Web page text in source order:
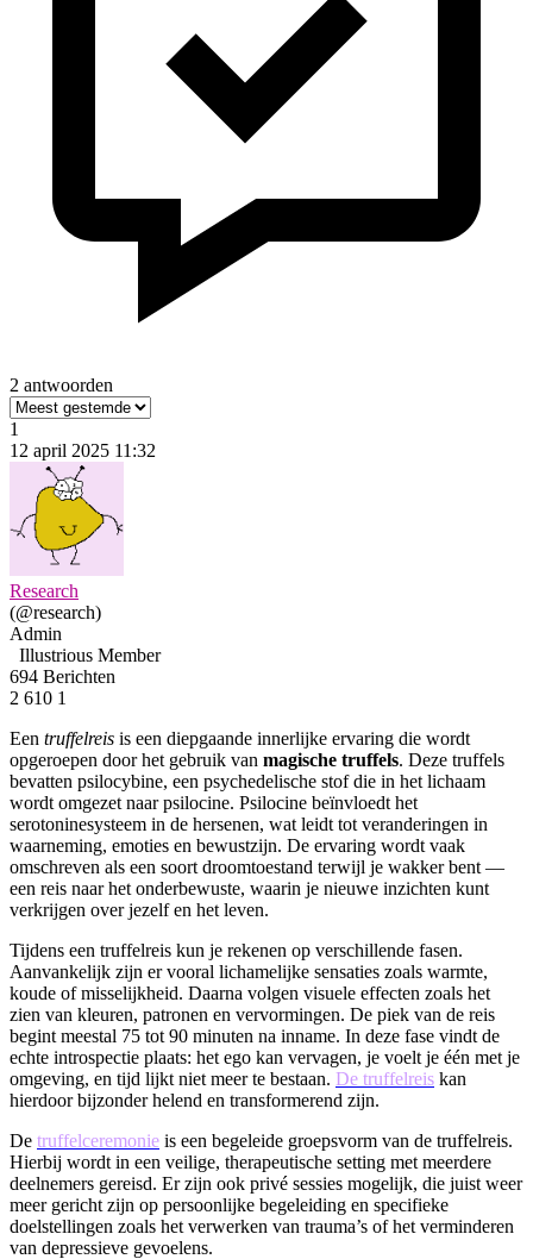
2 antwoorden
1
12 april 2025 11:32
Research
(@research)
Admin
Illustrious Member
694 Berichten
2 610 1
Een truffelreis is een diepgaande innerlijke ervaring die wordt
opgeroepen door het gebruik van magische truffels. Deze truffels
bevatten psilocybine, een psychedelische stof die in het lichaam
wordt omgezet naar psilocine. Psilocine beïnvloedt het
serotoninesysteem in de hersenen, wat leidt tot veranderingen in
waarneming, emoties en bewustzijn. De ervaring wordt vaak
omschreven als een soort droomtoestand terwijl je wakker bent —
een reis naar het onderbewuste, waarin je nieuwe inzichten kunt
verkrijgen over jezelf en het leven.
Tijdens een truffelreis kun je rekenen op verschillende fasen.
Aanvankelijk zijn er vooral lichamelijke sensaties zoals warmte,
koude of misselijkheid. Daarna volgen visuele effecten zoals het
zien van kleuren, patronen en vervormingen. De piek van de reis
begint meestal 75 tot 90 minuten na inname. In deze fase vindt de
echte introspectie plaats: het ego kan vervagen, je voelt je één met je
omgeving, en tijd lijkt niet meer te bestaan. De truffelreis kan
hierdoor bijzonder helend en transformerend zijn.
De truffelceremonie is een begeleide groepsvorm van de truffelreis.
Hierbij wordt in een veilige, therapeutische setting met meerdere
deelnemers gereisd. Er zijn ook privé sessies mogelijk, die juist weer
meer gericht zijn op persoonlijke begeleiding en specifieke
doelstellingen zoals het verwerken van trauma’s of het verminderen
van depressieve gevoelens.